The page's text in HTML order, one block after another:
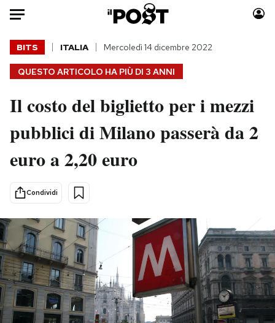
Auto
HOME
Italia
Politica
Tecnologia
Scienza
Economia
Sport
Moda
Consumismi
Altrecose
Mondiali calcio 2026
PODCAST
QUESTO ARTICOLO HA PIÙ DI 3 ANNI
BITS ITALIA Mercoledì 14 dicembre 2022
Il costo del biglietto per i mezzi
pubblici di Milano passerà da 2
euro a 2,20 euro
Condividi